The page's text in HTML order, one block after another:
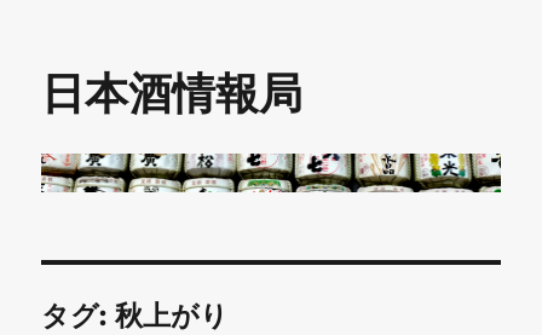
日本酒情報局
タグ:秋上がり